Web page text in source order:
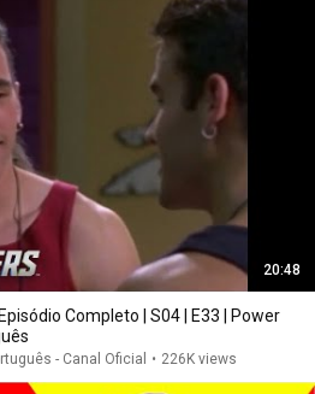
20:48
Completo | S04 | E33 | Power
- Canal Oficial • 226K views